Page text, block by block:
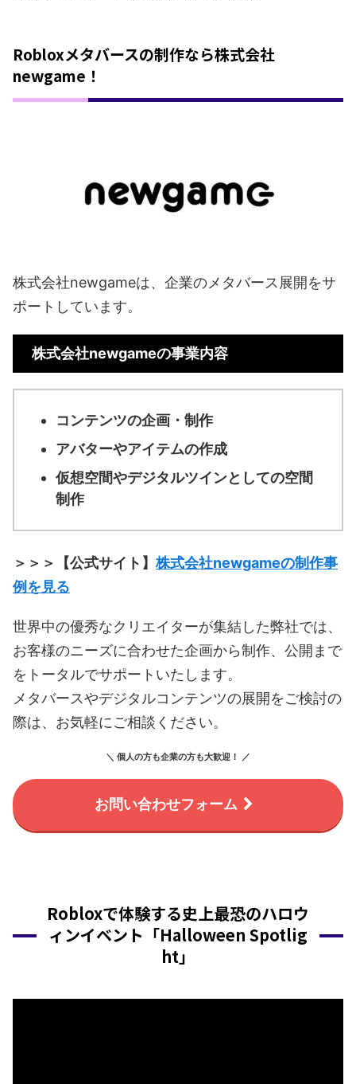
Robloxメタバースの制作なら株式会社
newgame！
株式会社newgameは、企業のメタバース展開をサ
ポートしています。
株式会社newgameの事業内容
コンテンツの企画・制作
アバターやアイテムの作成
仮想空間やデジタルツインとしての空間
制作
＞＞＞【公式サイト】株式会社newgameの制作事
例を見る
世界中の優秀なクリエイターが集結した弊社では、
お客様のニーズに合わせた企画から制作、公開まで
をトータルでサポートいたします。
メタバースやデジタルコンテンツの展開をご検討の
際は、お気軽にご相談ください。
＼ 個人の方も企業の方も大歓迎！ ／
お問い合わせフォーム
Robloxで体験する史上最恐のハロウ
ィンイベント「Halloween Spotlig
ht」